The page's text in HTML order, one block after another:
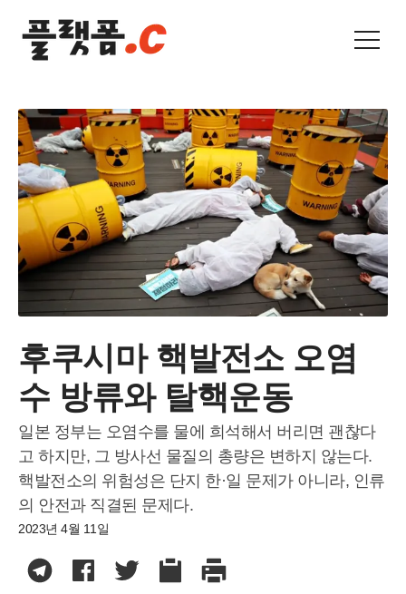
후쿠시마 핵발전소 오염
수 방류와 탈핵운동
일본 정부는 오염수를 물에 희석해서 버리면 괜찮다
고 하지만, 그 방사선 물질의 총량은 변하지 않는다.
핵발전소의 위험성은 단지 한·일 문제가 아니라, 인류
의 안전과 직결된 문제다.
2023년 4월 11일